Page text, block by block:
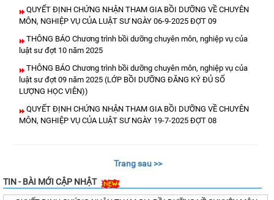
QUYẾT ĐỊNH CHỨNG NHẬN THAM GIA BỒI DƯỠNG VỀ CHUYÊN
MÔN, NGHIỆP VỤ CỦA LUẬT SƯ NGÀY 06-9-2025 ĐỢT 09
THÔNG BÁO Chương trình bồi dưỡng chuyên môn, nghiệp vụ của
luật sư đợt 10 năm 2025
THÔNG BÁO Chương trình bồi dưỡng chuyên môn, nghiệp vụ của
luật sư đợt 09 năm 2025 (LỚP BỒI DƯỠNG ĐĂNG KÝ ĐỦ SỐ
LƯỢNG HỌC VIÊN))
QUYẾT ĐỊNH CHỨNG NHẬN THAM GIA BỒI DƯỠNG VỀ CHUYÊN
MÔN, NGHIỆP VỤ CỦA LUẬT SƯ NGÀY 19-7-2025 ĐỢT 08
Trang sau >>
TIN - BÀI MỚI CẬP NHẬT